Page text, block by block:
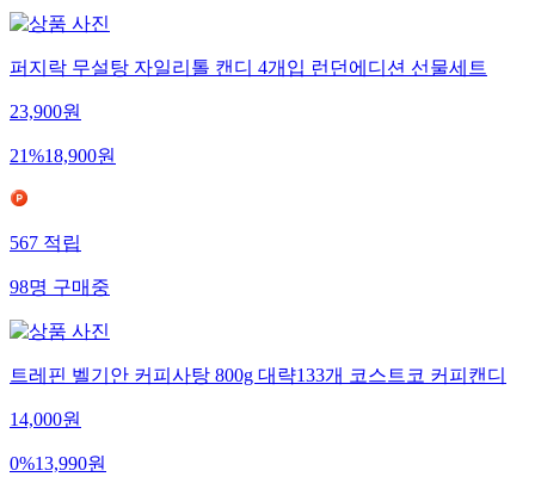
퍼지락 무설탕 자일리톨 캔디 4개입 런던에디션 선물세트
23,900원
21%18,900원
567적립
98명구매중
트레핀 벨기안 커피사탕 800g 대략133개 코스트코 커피캔디
14,000원
0%13,990원